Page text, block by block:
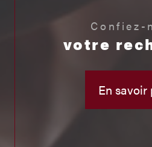
Confiez-
votre
En savoir